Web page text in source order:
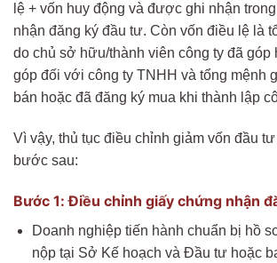
lệ + vốn huy động và được ghi nhận
nhận đăng ký đầu tư. Còn vốn điều lệ là
do chủ sở hữu/thành viên công ty đã góp
góp đối với công ty TNHH và tổng mệnh
bán hoặc đã đăng ký mua khi thành lập
Vì vậy, thủ tục điều chỉnh giảm vốn đầu
bước sau:
Bước 1: Điều chỉnh giấy chứng nhận
Doanh nghiệp tiến hành chuẩn bị hồ
nộp tại Sở Kế hoạch và Đầu tư hoặc